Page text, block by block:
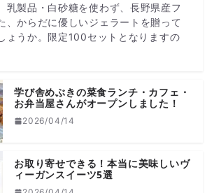
乳製品・白砂糖を使わず、長野県産フ
、からだに優しいジェラートを贈って
ょうか。限定100セットとなりますの
学び舎めぶきの菜食ランチ・カフェ・
お弁当屋さんがオープンしました！
2026/04/14
お取り寄せできる！本当に美味しいヴ
ィーガンスイーツ5選